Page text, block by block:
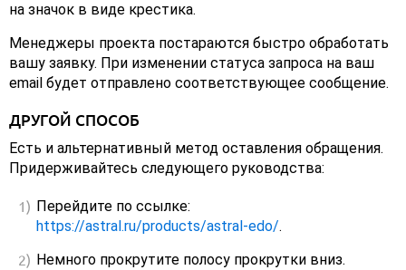
на значок в виде крестика.
Менеджеры проекта постараются быстро обработать
вашу заявку. При изменении статуса запроса на ваш
email будет отправлено соответствующее сообщение.
ДРУГОЙ СПОСОБ
Есть и альтернативный метод оставления обращения.
Придерживайтесь следующего руководства:
Перейдите по ссылке:
https://astral.ru/products/astral-edo/.
Немного прокрутите полосу прокрутки вниз.